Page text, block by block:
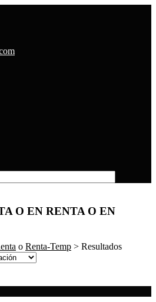
O EN RENTA O EN
o Renta-Temp > Resultados